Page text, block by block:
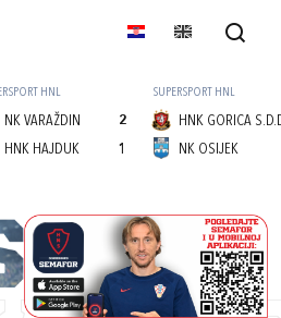
HNL
NK VARAŽDIN
2
1
HNK HAJDUK
SUPERSPORT HNL
HNK GORICA
NK OSIJEK